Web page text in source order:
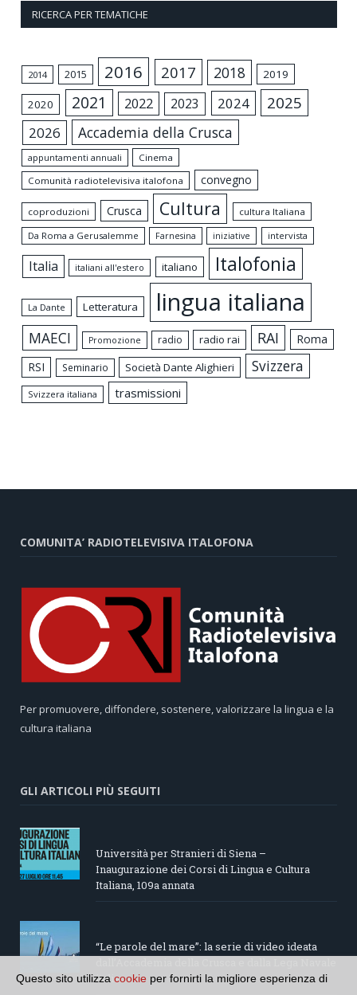
RICERCA PER TEMATICHE
2014 2015 2016 2017 2018 2019
2020 2021 2022 2023 2024 2025
2026 Accademia della Crusca
appuntamenti annuali
Cinema
Comunità radiotelevisiva italofona
convegno
coproduzioni Crusca Cultura
cultura Italiana
Da Roma a Gerusalemme
Farnesina iniziative intervista
Italia italiani all'estero italiano Italofonia
La Dante Letteratura lingua italiana
MAECI Promozione radio radio rai RAI
Roma
RSI
Seminario Società Dante Alighieri Svizzera
Svizzera italiana trasmissioni
COMUNITA’ RADIOTELEVISIVA ITALOFONA
Per promuovere, diffondere, sostenere, valorizzare la lingua e la
cultura italiana
GLI ARTICOLI PIÙ SEGUITI
Università per Stranieri di Siena –
Inaugurazione dei Corsi di Lingua e Cultura
Italiana, 109a annata
“Le parole del mare”: la serie di video ideata
italiana
Questo sito utilizza cookie per fornirti la migliore esperienza di